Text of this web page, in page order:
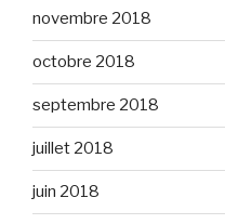
novembre 2018
octobre 2018
septembre 2018
juillet 2018
juin 2018